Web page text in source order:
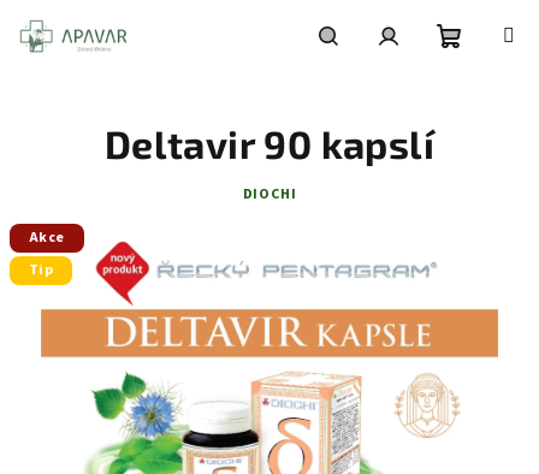
obsah
Deltavir 90 kapslí
DIOCHI
Akce
Tip